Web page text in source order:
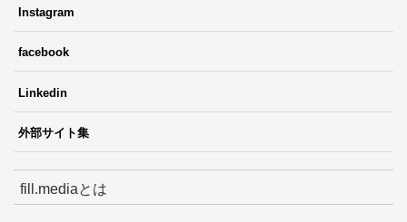
Instagram
facebook
Linkedin
外部サイト集
fill.mediaとは